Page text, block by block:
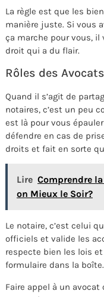
La règle est que les
manière juste. Si vous
ça marche pour vous,
droit qui a du flair.
Rôles des
Quand il s’agit de
notaires, c’est un peu
est là pour vous
défendre en cas de
droits et fait en sorte
Lire Comprendre
on Mieux le Soir?
Le notaire, c’est celui
officiels et valide les
respecte bien les lois
formulaire dans la boîte.
Faire appel à un avocat